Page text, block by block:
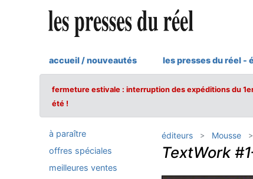
accueil / nouveautés les presses du réel -
fermeture estivale : interruption des expéditions du
été !
à paraître
offres spéciales
meilleures ventes
éditeurs Mousse
TextWork